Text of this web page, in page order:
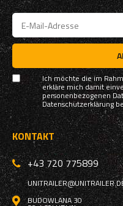
Ich möchte die im
erkläre mich damit
personenbezogenen
Datenschutzerklärung
KONTAKT
+43 720 775899
BUDOWLANA 30